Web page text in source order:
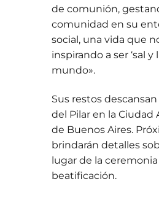
de comunión,
comunidad en su
social, una vida que
inspirando a ser ‘sal y
mundo».
Sus restos
del Pilar en la Ciudad
de Buenos Aires.
brindarán detalles
lugar de la
beatificación.